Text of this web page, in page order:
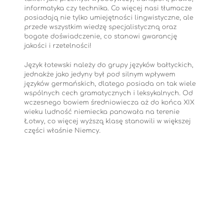
informatyka czy technika. Co więcej nasi tłumacze
posiadają nie tylko umiejętności lingwistyczne, ale
przede wszystkim wiedzę specjalistyczną oraz
bogate doświadczenie, co stanowi gwarancję
jakości i rzetelności!
Język łotewski należy do grupy języków bałtyckich,
jednakże jako jedyny był pod silnym wpływem
języków germańskich, dlatego posiada on tak wiele
wspólnych cech gramatycznych i leksykalnych. Od
wczesnego bowiem średniowiecza aż do końca XIX
wieku ludność niemiecka panowała na terenie
Łotwy, co więcej wyższą klasę stanowili w większej
części właśnie Niemcy.